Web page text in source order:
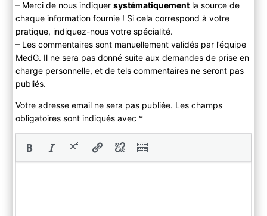
– Merci de nous indiquer systématiquementla source de
chaque information fournie ! Si cela correspond à votre
pratique, indiquez-nous votre spécialité.
– Les commentaires sont manuellement validés par l’équipe
MedG. Il ne sera pas donné suite aux demandes de prise en
charge personnelle, et de tels commentaires ne seront pas
publiés.
Votre adresse email ne sera pas publiée. Les champs
obligatoires sont indiqués avec *